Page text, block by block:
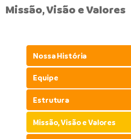
Missão, Visão e Valores
Nossa História
Equipe
Estrutura
Missão, Visão e Valores